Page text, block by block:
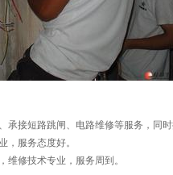
承接短路跳闸、电路维修等服务，同
，服务态度好。
维修技术专业，服务周到。